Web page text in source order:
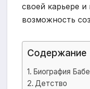
своей карьере
возможность
Содержание
Биография
Детство